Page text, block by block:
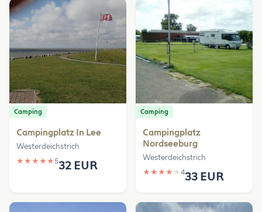
Camping
Campingplatz In Lee
Westerdeichstrich
★ ★ ★ ★ ★532 EUR
Camping
Campingplatz
Nordseeburg
Westerdeichstrich
★ ★ ★ ★ ★ 433 EUR